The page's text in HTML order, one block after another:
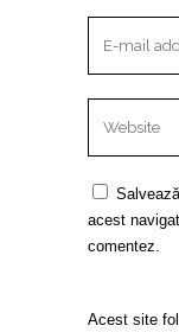
acest
comentez.
Acest site